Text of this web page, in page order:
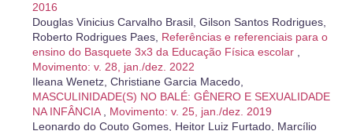
2016
Douglas Vinicius Carvalho Brasil, Gilson Santos Rodrigues,
Roberto Rodrigues Paes, Referências e referenciais para o
ensino do Basquete 3x3 da Educação Física escolar
Movimento: v. 28, jan./dez. 2022
Ileana Wenetz, Christiane Garcia Macedo,
MASCULINIDADE(S) NO BALÉ: GÊNERO E SEXUALIDADE
NA INFÂNCIA
Movimento: v. 25, jan./dez. 2019
Leonardo do Couto Gomes, Heitor Luiz Furtado, Marcílio